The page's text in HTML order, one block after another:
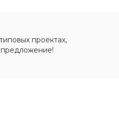
проектах,
предложение!